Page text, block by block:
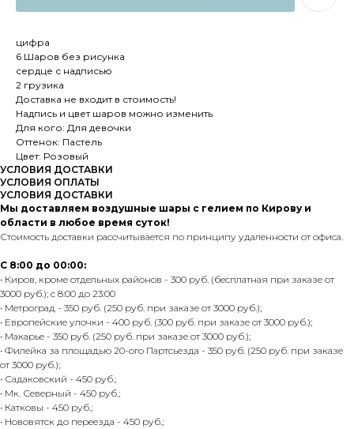
цифра
6 Шаров без рисунка
сердце с надписью
2 грузика
Доставка не входит в стоимость!
Надпись и цвет шаров можно изменить
Для кого: Для девочки
Оттенок: Пастель
Цвет: Розовый
УСЛОВИЯ ДОСТАВКИ
УСЛОВИЯ ОПЛАТЫ
УСЛОВИЯ ДОСТАВКИ
Мы доставляем воздушные шары с гелием по Кирову и
области в любое время суток!
Стоимость доставки рассчитывается по принципу удаленности от офиса.
С 8:00 до 00:00:
• Киров, кроме отдельных районов - 300 руб. (бесплатная при заказе от
3000 руб.); с 8:00 до 23:00
• Метроград - 350 руб. (250 руб. при заказе от 3000 руб.);
• Европейские улочки - 400 руб. (300 руб. при заказе от 3000 руб.);
• Макарье - 350 руб. (250 руб. при заказе от 3000 руб.);
• Филейка за площадью 20-ого Партсьезда - 350 руб. (250 руб. при заказе
от 3000 руб.);
• Садаковский - 450 руб.;
• Мк. Северный - 450 руб.;
• Катковы - 450 руб.;
• Нововятск до переезда - 450 руб.;